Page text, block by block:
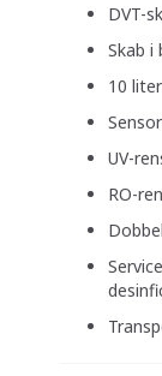
DVT-
Skab i
10
UV-
RO-